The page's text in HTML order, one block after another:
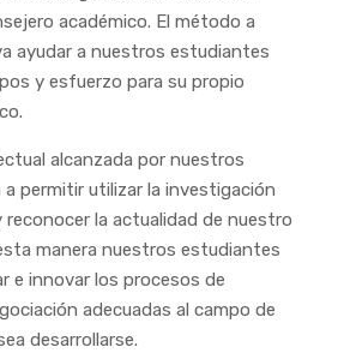
académico. El método a
ayudar a nuestros estudiantes
y esfuerzo para su propio
alcanzada por nuestros
permitir utilizar la investigación
reconocer la actualidad de nuestro
manera nuestros estudiantes
e innovar los procesos de
adecuadas al campo de
desarrollarse.